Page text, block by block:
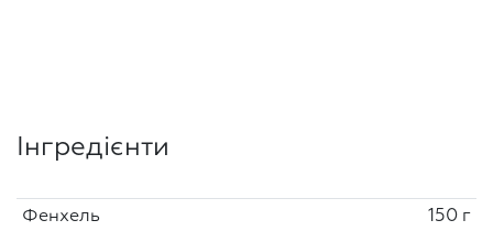
Інгредієнти
Фенхель 150 г